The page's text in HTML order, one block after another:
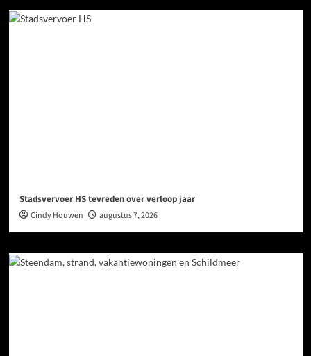
Stadsvervoer HS tevreden over verloop jaar
Cindy Houwen augustus 7, 2026